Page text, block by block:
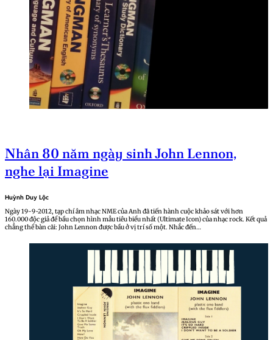
Nhân 80 năm ngày sinh John Lennon,
nghe lại Imagine
Huỳnh Duy Lộc
Ngày 19-9-2012, tạp chí âm nhạc NME của Anh đã tiến hành cuộc khảo sát với hơn
160.000 độc giả để bầu chọn hình mẫu tiêu biểu nhất (Ultimate Icon) của nhạc rock. Kết quả
chẳng thể bàn cãi: John Lennon được bầu ở vị trí số một. Nhắc đến…